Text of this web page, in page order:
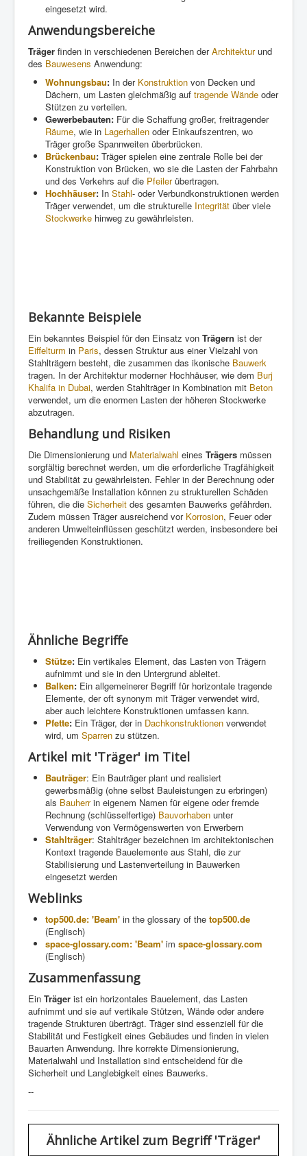
eingesetzt wird.
Anwendungsbereiche
Träger finden in verschiedenen Bereichen derArchitekturund
des Bauwesens Anwendung:
Wohnungsbau: In der Konstruktion von Decken und
Dächern, um Lasten gleichmäßig auf tragende Wände oder
Stützen zu verteilen.
Gewerbebauten: Für die Schaffung großer, freitragender
Räume, wie in Lagerhallen oder Einkaufszentren, wo
Träger große Spannweiten überbrücken.
Brückenbau: Träger spielen eine zentrale Rolle bei der
Konstruktion von Brücken, wo sie die Lasten der Fahrbahn
und des Verkehrs auf die Pfeilerübertragen.
Hochhäuser: In Stahl- oder Verbundkonstruktionen werden
Träger verwendet, um die strukturelle Integrität über viele
Stockwerke hinweg zu gewährleisten.
Bekannte Beispiele
Ein bekanntes Beispiel für den Einsatz von Trägern ist der
Eiffelturm in Paris, dessen Struktur aus einer Vielzahl von
Stahlträgern besteht, die zusammen das ikonische Bauwerk
tragen. In der Architektur moderner Hochhäuser, wie dem Burj
Khalifa in Dubai, werden Stahlträger in Kombination mit Beton
verwendet, um die enormen Lasten der höheren Stockwerke
abzutragen.
Behandlung und Risiken
Die Dimensionierung und Materialwahl eines Trägers müssen
sorgfältig berechnet werden, um die erforderliche Tragfähigkeit
und Stabilität zu gewährleisten. Fehler in der Berechnung oder
unsachgemäße Installation können zu strukturellen Schäden
führen, die die Sicherheit des gesamten Bauwerks gefährden.
Zudem müssen Träger ausreichend vor Korrosion, Feuer oder
anderen Umwelteinflüssen geschützt werden, insbesondere bei
freiliegenden Konstruktionen.
Ähnliche Begriffe
Stütze: Ein vertikales Element, das Lasten von Trägern
aufnimmt und sie in den Untergrund ableitet.
Balken: Ein allgemeinerer Begriff für horizontale tragende
Elemente, der oft synonym mit Träger verwendet wird,
aber auch leichtere Konstruktionen umfassen kann.
Pfette: Ein Träger, der in Dachkonstruktionen verwendet
wird, um Sparren zu stützen.
Artikel mit 'Träger' im Titel
Bauträger: Ein Bauträger plant und realisiert
gewerbsmäßig (ohne selbst Bauleistungen zu erbringen)
als Bauherrin eigenem Namen für eigene oder fremde
Rechnung (schlüsselfertige) Bauvorhaben unter
Verwendung von Vermögenswerten von Erwerbern
Stahlträger: Stahlträger bezeichnen im architektonischen
Kontext tragende Bauelemente aus Stahl, die zur
Stabilisierung und Lastenverteilung in Bauwerken
eingesetzt werden
Weblinks
top500.de: 'Beam' in the glossary of the top500.de
(Englisch)
space-glossary.com: 'Beam' im space-glossary.com
(Englisch)
Zusammenfassung
Ein Träger ist ein horizontales Bauelement, das Lasten
aufnimmt und sie auf vertikale Stützen, Wände oder andere
tragende Strukturen überträgt. Träger sind essenziell für die
Stabilität und Festigkeit eines Gebäudes und finden in vielen
Bauarten Anwendung. Ihre korrekte Dimensionierung,
Materialwahl und Installation sind entscheidend für die
Sicherheit und Langlebigkeit eines Bauwerks.
--
Ähnliche Artikel zum Begriff 'Träger'